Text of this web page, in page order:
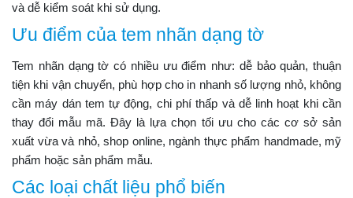
và dễ kiểm soát khi sử dụng.
Ưu điểm của tem nhãn dạng tờ
Tem nhãn dạng tờ có nhiều ưu điểm như: dễ bảo quản, thuận
tiện khi vận chuyển, phù hợp cho in nhanh số lượng nhỏ, không
cần máy dán tem tự động, chi phí thấp và dễ linh hoạt khi cần
thay đổi mẫu mã. Đây là lựa chọn tối ưu cho các cơ sở sản
xuất vừa và nhỏ, shop online, ngành thực phẩm handmade, mỹ
phẩm hoặc sản phẩm mẫu.
Các loại chất liệu phổ biến